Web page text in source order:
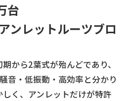
台
ンレットルーツブロ
から2葉式が殆んどであり、
音・低振動・高効率と分かり
く、アンレットだけが特許